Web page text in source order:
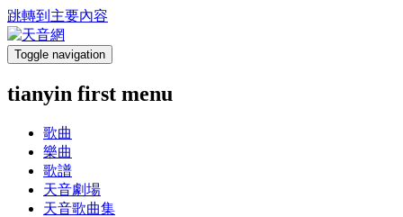
跳轉到主要內容
Toggle navigation
tianyin first menu
歌曲
樂曲
歌譜
天音劇場
天音歌曲集